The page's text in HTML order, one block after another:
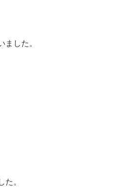
ました。
た。